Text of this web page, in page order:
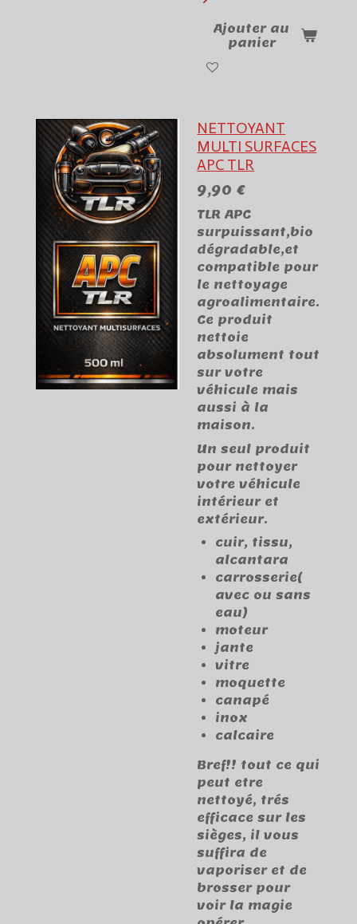
Ajouter au
panier
NETTOYANT
MULTI SURFACES
APC TLR
9,90 €
TLR APC
surpuissant,bio
dégradable,et
compatible pour
le nettoyage
agroalimentaire.
Ce produit
nettoie
absolument tout
sur votre
véhicule mais
aussi à la
maison.
Un seul produit
pour nettoyer
votre véhicule
intérieur et
extérieur.
cuir, tissu,
alcantara
carrosserie(
avec ou sans
eau)
moteur
jante
vitre
moquette
canapé
inox
calcaire
Bref!! tout ce qui
peut etre
nettoyé, trés
efficace sur les
sièges, il vous
suffira de
vaporiser et de
brosser pour
voir la magie